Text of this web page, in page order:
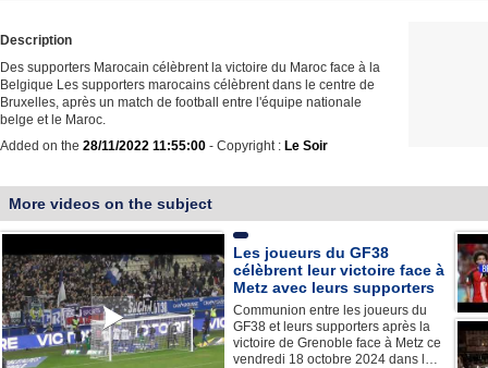
Description
Des supporters Marocain célèbrent la victoire du Maroc face à la
Belgique Les supporters marocains célèbrent dans le centre de
Bruxelles, après un match de football entre l'équipe nationale
belge et le Maroc.
Added on the 28/11/2022 11:55:00 - Copyright : Le Soir
More videos on the subject
Les joueurs du GF38
célèbrent leur victoire face à
Metz avec leurs supporters
Communion entre les joueurs du
GF38 et leurs supporters après la
victoire de Grenoble face à Metz ce
vendredi 18 octobre 2024 dans l…